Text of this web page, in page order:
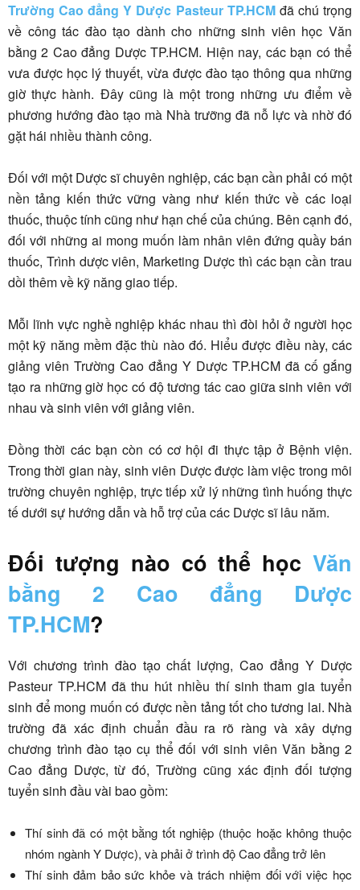
Trường Cao đẳng Y Dược Pasteur TP.HCMđã chú trọng
về công tác đào tạo dành cho những sinh viên học Văn
bằng 2 Cao đẳng Dược TP.HCM. Hiện nay, các bạn có thể
vưa được học lý thuyết, vừa được đào tạo thông qua những
giờ thực hành. Đây cũng là một trong những ưu điểm về
phương hướng đào tạo mà Nhà trưỡng đã nỗ lực và nhờ đó
gặt hái nhiều thành công.
Đối với một Dược sĩ chuyên nghiệp, các bạn cần phải có một
nền tảng kiến thức vững vàng như kiến thức về các loại
thuốc, thuộc tính cũng như hạn chế của chúng. Bên cạnh đó,
đối với những ai mong muốn làm nhân viên đứng quầy bán
thuốc, Trình dược viên, Marketing Dược thì các bạn cần trau
dồi thêm về kỹ năng giao tiếp.
Mỗi lĩnh vực nghề nghiệp khác nhau thì đòi hỏi ở người học
một kỹ năng mềm đặc thù nào đó. Hiểu được điều này, các
giảng viên Trường Cao đẳng Y Dược TP.HCM đã cố gắng
tạo ra những giờ học có độ tương tác cao giữa sinh viên với
nhau và sinh viên với giảng viên.
Đồng thời các bạn còn có cơ hội đi thực tập ở Bệnh viện.
Trong thời gian này, sinh viên Dược được làm việc trong môi
trường chuyên nghiệp, trực tiếp xử lý những tình huống thực
tế dưới sự hướng dẫn và hỗ trợ của các Dược sĩ lâu năm.
Đối tượng nào có thể học Văn
bằng 2 Cao đẳng Dược
TP.HCM?
Với chương trình đào tạo chất lượng, Cao đẳng Y Dược
Pasteur TP.HCM đã thu hút nhiều thí sinh tham gia tuyển
sinh để mong muốn có được nền tảng tốt cho tương lai. Nhà
trường đã xác định chuẩn đầu ra rõ ràng và xây dựng
chương trình đào tạo cụ thể đối với sinh viên Văn bằng 2
Cao đẳng Dược, từ đó, Trường cũng xác định đối tượng
tuyển sinh đầu vài bao gồm:
Thí sinh đã có một bằng tốt nghiệp (thuộc hoặc không thuộc
nhóm ngành Y Dược), và phải ở trình độ Cao đẳng trở lên
Thí sinh đảm bảo sức khỏe và trách nhiệm đối với việc học